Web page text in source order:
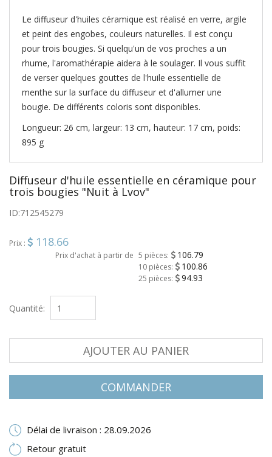
Le diffuseur d'huiles céramique est réalisé en verre, argile
et peint des engobes, couleurs naturelles. Il est conçu
pour trois bougies. Si quelqu'un de vos proches a un
rhume, l'aromathérapie aidera à le soulager. Il vous suffit
de verser quelques gouttes de l'huile essentielle de
menthe sur la surface du diffuseur et d'allumer une
bougie. De différents coloris sont disponibles.
Longueur: 26 cm, largeur: 13 cm, hauteur: 17 cm, poids:
895 g
Diffuseur d'huile essentielle en céramique pour
trois bougies "Nuit à Lvov"
ID:712545279
Prix : 118.66
Prix d'achat à partir de 5 pièces: 106.79
10 pièces: 100.86
25 pièces: 94.93
Quantité:
AJOUTER AU PANIER
COMMANDER
Délai de livraison : 28.09.2026
Retour gratuit